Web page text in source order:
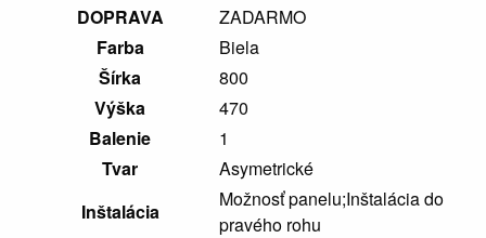
DOPRAVA
ZADARMO
Farba
Biela
Šírka
800
Výška
470
Balenie
1
Tvar
Asymetrické
Inštalácia
Možnosť panelu;Inštalácia do
pravého rohu